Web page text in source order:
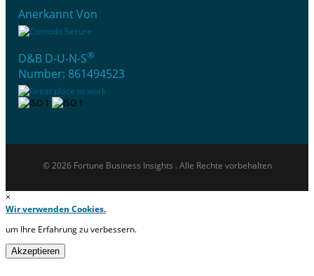
Anerkannt Von
D&B D-U-N-S®
Number: 861494523
© 2026 Fortune Business Insights . Alle Rechte vorbehalten
×
Wir verwenden Cookies.
um Ihre Erfahrung zu verbessern.
Akzeptieren